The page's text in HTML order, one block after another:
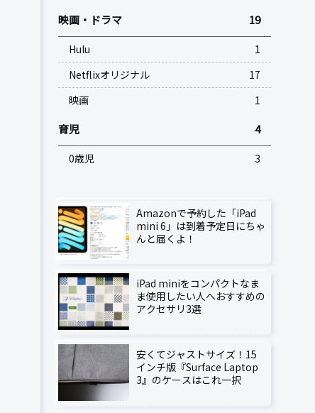
映画・ドラマ 19
Hulu
1
Netflixオリジナル
17
映画
1
育児 4
0歳児 3
Amazonで予約した「iPad
mini 6」は到着予定日にちゃ
んと届くよ！
iPad miniをコンパクトなま
ま使用したい人へおすすめの
アクセサリ3選
安くてジャストサイズ！15
インチ版『Surface Laptop
3』のケースはこれ一択